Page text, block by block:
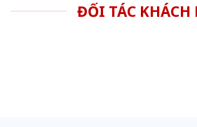
ĐỐI TÁC KHÁCH